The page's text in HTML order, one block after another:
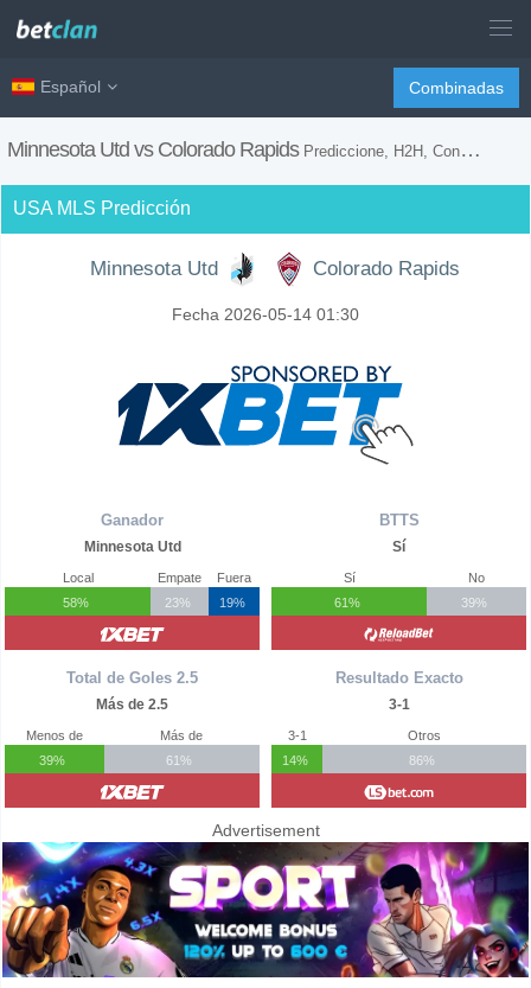
Español Combinadas
Minnesota Utd vs Colorado Rapids Prediccione, H2H, Consejos de Apuestas y Previsión del Partido
USA MLS Predicción
Minnesota Utd Colorado Rapids
Fecha 2026-05-14 01:30
Ganador
Minnesota Utd
Local
58%
Empate
23%
Fuera
19%
Total de Goles 2.5
Más de 2.5
Menos de
39%
Más de
61%
BTTS
Sí
Sí
61%
No
39%
Resultado Exacto
3-1
3-1
14%
Otros
86%
Advertisement